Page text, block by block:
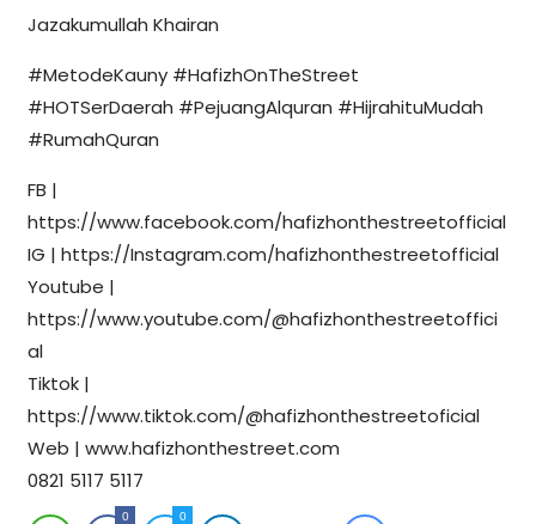
Jazakumullah Khairan
#MetodeKauny #HafizhOnTheStreet
#HOTSerDaerah #PejuangAlquran #HijrahituMudah
#RumahQuran
FB |
https://www.facebook.com/hafizhonthestreetofficial
IG | https://Instagram.com/hafizhonthestreetofficial
Youtube |
https://www.youtube.com/@hafizhonthestreetoffici
al
Tiktok |
https://www.tiktok.com/@hafizhonthestreetoficial
Web | www.hafizhonthestreet.com
0821 5117 5117
0 0